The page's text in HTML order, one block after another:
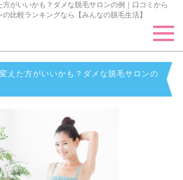
がいいかも？ダメな脱毛サロンの例｜口コミから
比較ランキングなら【みんなの脱毛生活】
えた方がいいかも？ダメな脱毛サロンの